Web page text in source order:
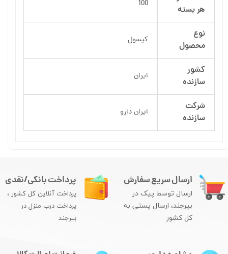
هر بسته
100
نوع
محصول
کپسول
کشور
سازنده
ایران
شرکت
سازنده
ایران دارو
ارسال سریع سفارش
ارسال توسط پیک در
بیرجند، ارسال پستی به
کل کشور
پرداخت بانکی/نقدی
پرداخت آنلاین کل کشور ،
پرداخت درب منزل در
بیرجند